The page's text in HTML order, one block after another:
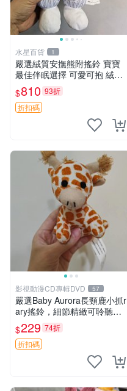
水星百貨 1
嚴選絨質安撫熊附搖鈴 寶寶
最佳伴眠選擇 可愛可抱 絨毛
玩具 安撫熊 嬰兒用
$810 93折
折扣碼
影視動漫CD專輯DVD 57
嚴選Baby Aurora長頸鹿小抓r
ary搖鈴，細節精緻可聆聽清
脆鈴音 軟萌可愛 定制紀念 金
屬搖鈴 新手媽咪推薦 長頸鹿
抓rary 搖鈴
$229 74折
折扣碼